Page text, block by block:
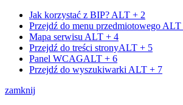
Jak korzystać z BIP? ALT + 2
Przejdź do menu przedmiotowego ALT
Mapa serwisu ALT + 4
Przejdź do treści stronyALT + 5
Panel WCAGALT + 6
Przejdź do wyszukiwarki ALT + 7
zamknij